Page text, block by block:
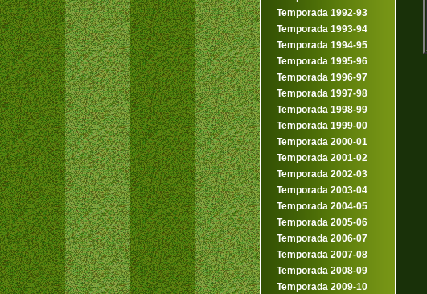
Temporada 1992-93
Temporada 1993-94
Temporada 1994-95
Temporada 1995-96
Temporada 1996-97
Temporada 1997-98
Temporada 1998-99
Temporada 1999-00
Temporada 2000-01
Temporada 2001-02
Temporada 2002-03
Temporada 2003-04
Temporada 2004-05
Temporada 2005-06
Temporada 2006-07
Temporada 2007-08
Temporada 2008-09
Temporada 2009-10